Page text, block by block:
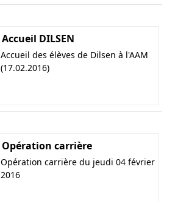
Accueil DILSEN
Accueil des élèves de Dilsen à l'AAM
(17.02.2016)
Opération carrière
Opération carrière du jeudi 04 février
2016